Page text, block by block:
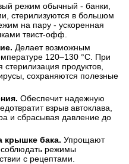
режим обычный - банки,
стерилизуются в большом
на пару - ускоренная
твист-офф.
Делает возможным
120–130 °С. При
продуктов,
сохраняются полезные
Обеспечит надежную
взрыв автоклава,
и сбрасывая давление до
крышке бака. Упрощают
соблюдать режимы
с рецептами.